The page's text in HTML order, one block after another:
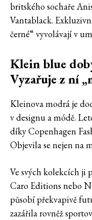
britského sochaře
Vantablack.
černé“ vyvolávají v
Klein blue
Vyzařuje z ní
Kleinova modrá je
v designu a módě.
díky Copenhagen
Objevila se nejen na
Ve svých kolekcích ji
Caro Editions nebo
působí překvapivě
zazářila rovněž